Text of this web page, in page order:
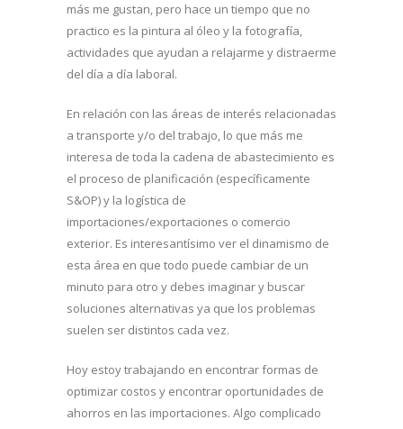
más me gustan, pero hace un tiempo que no
practico es la pintura al óleo y la fotografía,
actividades que ayudan a relajarme y distraerme
del día a día laboral.
En relación con las áreas de interés relacionadas
a transporte y/o del trabajo, lo que más me
interesa de toda la cadena de abastecimiento es
el proceso de planificación (específicamente
S&OP) y la logística de
importaciones/exportaciones o comercio
exterior. Es interesantísimo ver el dinamismo de
esta área en que todo puede cambiar de un
minuto para otro y debes imaginar y buscar
soluciones alternativas ya que los problemas
suelen ser distintos cada vez.
Hoy estoy trabajando en encontrar formas de
optimizar costos y encontrar oportunidades de
ahorros en las importaciones. Algo complicado